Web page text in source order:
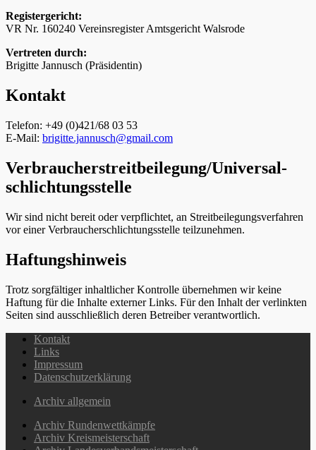
Registergericht:
VR Nr. 160240 Vereinsregister Amtsgericht Walsrode
Vertreten durch:
Brigitte Jannusch (Präsidentin)
Kontakt
Telefon: +49 (0)421/68 03 53
E-Mail: brigitte.jannusch@gmail.com
Verbraucher­streit­beilegung/Universal­
schlichtungs­stelle
Wir sind nicht bereit oder verpflichtet, an Streitbeilegungsverfahren
vor einer Verbraucherschlichtungsstelle teilzunehmen.
Haftungshinweis
Trotz sorgfältiger inhaltlicher Kontrolle übernehmen wir keine
Haftung für die Inhalte externer Links. Für den Inhalt der verlinkten
Seiten sind ausschließlich deren Betreiber verantwortlich.
Kontakt
Links
Impressum
Datenschutzerklärung
Archiv allgemein
Archiv Rundenwettkämpfe
Archiv Kreismeisterschaft